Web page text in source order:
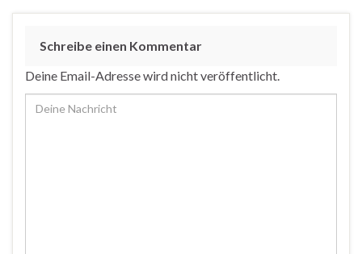
Schreibe einen Kommentar
Deine Email-Adresse wird nicht veröffentlicht.